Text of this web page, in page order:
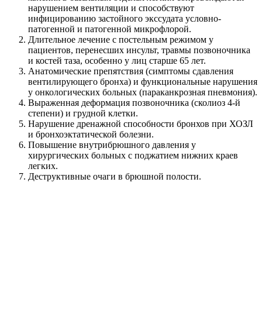
нарушением вентиляции и способствуют
инфицированию застойного экссудата условно-
патогенной и патогенной микрофлорой.
Длительное лечение с постельным режимом у
пациентов, перенесших инсульт, травмы позвоночника
и костей таза, особенно у лиц старше 65 лет.
Анатомические препятствия (симптомы сдавления
вентилирующего бронха) и функциональные нарушения
у онкологических больных (параканкрозная пневмония).
Выраженная деформация позвоночника (сколиоз 4-й
степени) и грудной клетки.
Нарушение дренажной способности бронхов при ХОЗЛ
и бронхоэктатической болезни.
Повышение внутрибрюшного давления у
хирургических больных с поджатием нижних краев
легких.
Деструктивные очаги в брюшной полости.